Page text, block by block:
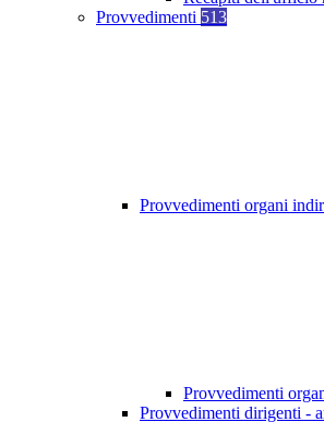
Provvedimenti 513
Provvedimenti organi
Provvedimenti
Provvedimenti dirigenti -